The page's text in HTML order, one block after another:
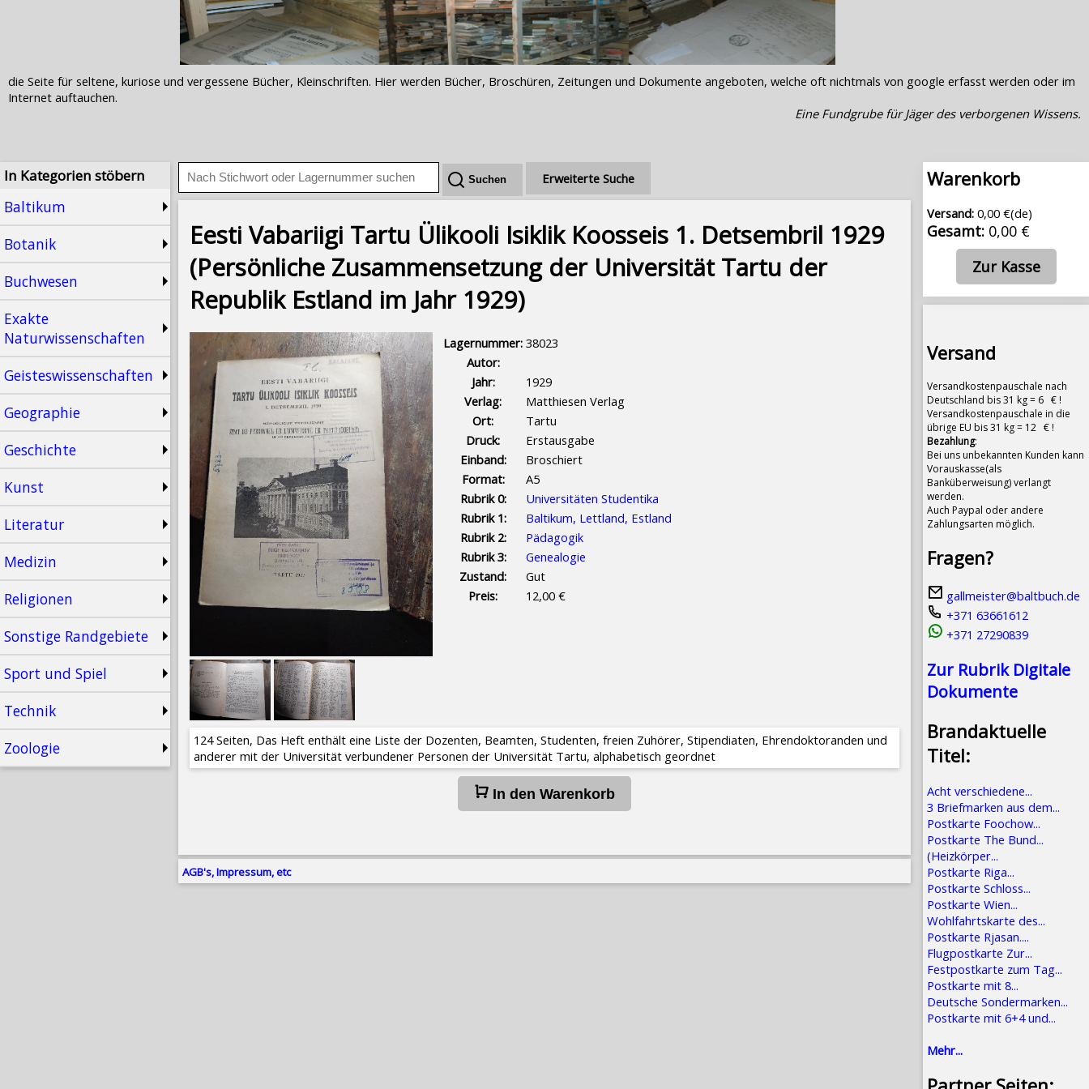
die Seite für seltene, kuriose und vergessene Bücher, Kleinschriften. Hier werden Bücher, Broschüren, Zeitungen und Dokumente angeboten, welche oft nichtmals von google erfasst werden oder im
Internet auftauchen.
Eine Fundgrube für Jäger des verborgenen Wissens.
In Kategorien stöbern
Baltikum
Botanik
Buchwesen
Exakte
Naturwissenschaften
Geisteswissenschaften
Geographie
Geschichte
Kunst
Literatur
Medizin
Religionen
Sonstige Randgebiete
Sport und Spiel
Technik
Zoologie
Warenkorb
Versand: 0,00 €(de)
Gesamt: 0,00 €
Zur Kasse
Versand
Versandkostenpauschale nach
Deutschland bis 31 kg = 6 € !
Versandkostenpauschale in die
übrige EU bis 31 kg = 12 € !
Bezahlung:
Bei uns unbekannten Kunden kann
Vorauskasse(als
Banküberweisung) verlangt
werden.
Auch Paypal oder andere
Zahlungsarten möglich.
Fragen?
gallmeister@baltbuch.de
+371 63661612
+371 27290839
Zur Rubrik Digitale
Dokumente
Brandaktuelle
Titel:
Acht verschiedene...
3 Briefmarken aus dem...
Postkarte Foochow...
Postkarte The Bund...
(Heizkörper...
Postkarte Riga...
Postkarte Schloss...
Postkarte Wien...
Wohlfahrtskarte des...
Postkarte Rjasan....
Flugpostkarte Zur...
Festpostkarte zum Tag...
Postkarte mit 8...
Deutsche Sondermarken...
Postkarte mit 6+4 und...
Mehr...
Erweiterte Suche
Eesti Vabariigi Tartu Ülikooli Isiklik Koosseis 1. Detsembril 1929
(Persönliche Zusammensetzung der Universität Tartu der
Republik Estland im Jahr 1929)
Lagernummer: 38023
Autor:
Jahr:
1929
Verlag:
Matthiesen Verlag
Ort:
Tartu
Druck:
Erstausgabe
Einband:
Broschiert
Format:
A5
Rubrik 0:
Universitäten Studentika
Rubrik 1:
Baltikum, Lettland, Estland
Rubrik 2:
Pädagogik
Rubrik 3:
Genealogie
Zustand:
Gut
Preis:
12,00 €
124 Seiten, Das Heft enthält eine Liste der Dozenten, Beamten, Studenten, freien Zuhörer, Stipendiaten, Ehrendoktoranden und
anderer mit der Universität verbundener Personen der Universität Tartu, alphabetisch geordnet
In den Warenkorb
AGB's, Impressum, etc